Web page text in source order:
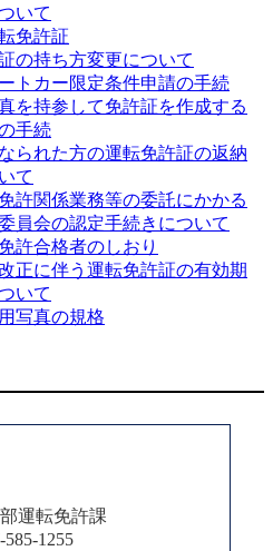
いて
免許証
の持ち方変更について
トカー限定条件申請の手続
を持参して免許証を作成する
手続
られた方の運転免許証の返納
て
許関係業務等の委託にかかる
員会の認定手続きについて
許合格者のしおり
正に伴う運転免許証の有効期
いて
写真の規格
運転免許課
1255